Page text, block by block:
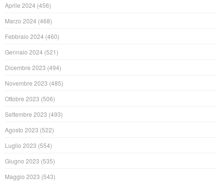
Aprile 2024 (456)
Marzo 2024 (468)
Febbraio 2024 (460)
Gennaio 2024 (521)
Dicembre 2023 (494)
Novembre 2023 (485)
Ottobre 2023 (506)
Settembre 2023 (493)
Agosto 2023 (522)
Luglio 2023 (554)
Giugno 2023 (535)
Maggio 2023 (543)